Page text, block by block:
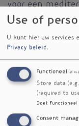
voor een
slechts 18%
begin van de
instructies, maar
zelfgekozen
de mediterrane
(57%), gevolgd
en paleo (35%).
geraffineerde
Use of
U kunt hier uw services
Privacy beleid.
Functioneel
Store data
(required to
Doel : Functioneel
Consent